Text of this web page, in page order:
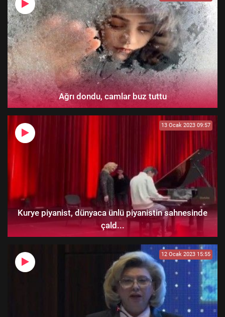
Ağrı dondu, camlar buz tuttu
13 Ocak 2023 09:57
Kurye piyanist, dünyaca ünlü piyanistin sahnesinde
çald...
12 Ocak 2023 15:55